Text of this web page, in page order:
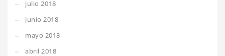
julio 2018
junio 2018
mayo 2018
abril 2018